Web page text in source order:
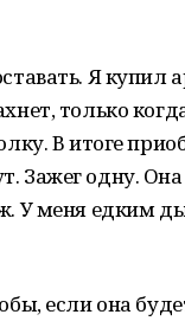
Я купил
только
В итоге
Зажег одну.
У меня едким
если она